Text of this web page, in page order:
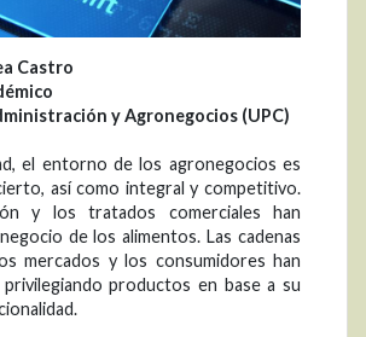
Castro
y Agronegocios (UPC)
el entorno de los agronegocios es
así como integral y competitivo.
y los tratados comerciales han
de los alimentos. Las cadenas
mercados y los consumidores han
privilegiando productos en base a su